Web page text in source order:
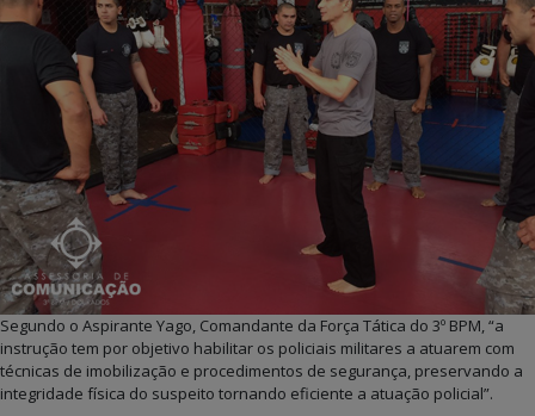
Segundo o Aspirante Yago, Comandante da Força Tática do 3º BPM, “a
instrução tem por objetivo habilitar os policiais militares a atuarem com
técnicas de imobilização e procedimentos de segurança, preservando a
integridade física do suspeito tornando eficiente a atuação policial”.